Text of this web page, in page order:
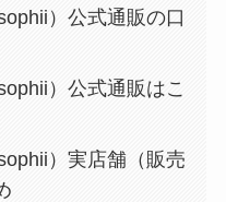
）公式通販の口
）公式通販はこ
）実店舗（販売